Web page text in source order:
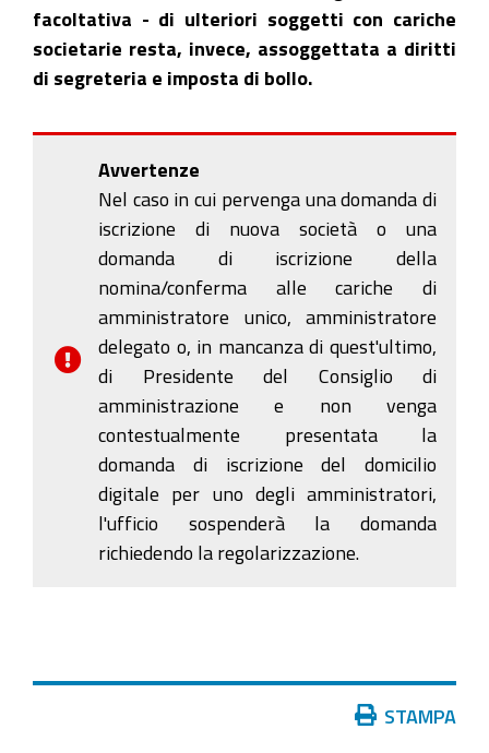
facoltativa - di ulteriori soggetti con cariche
societarie resta, invece, assoggettata a diritti
di segreteria e imposta di bollo.
Avvertenze
Nel caso in cui pervenga una domanda di
iscrizione di nuova società o una
domanda di iscrizione della
nomina/conferma alle cariche di
amministratore unico, amministratore
delegato o, in mancanza di quest'ultimo,
di Presidente del Consiglio di
amministrazione e non venga
contestualmente presentata la
domanda di iscrizione del domicilio
digitale per uno degli amministratori,
l'ufficio sospenderà la domanda
richiedendo la regolarizzazione.
STAMPA